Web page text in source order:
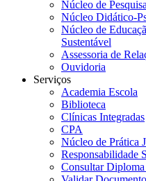
Núcleo de Pesquisa
Núcleo Didático-
Núcleo de
Sustentável
Assessoria de
Ouvidoria
Serviços
Academia Escola
Biblioteca
Clínicas Integradas
CPA
Núcleo de Prática
Responsabilidade
Consultar